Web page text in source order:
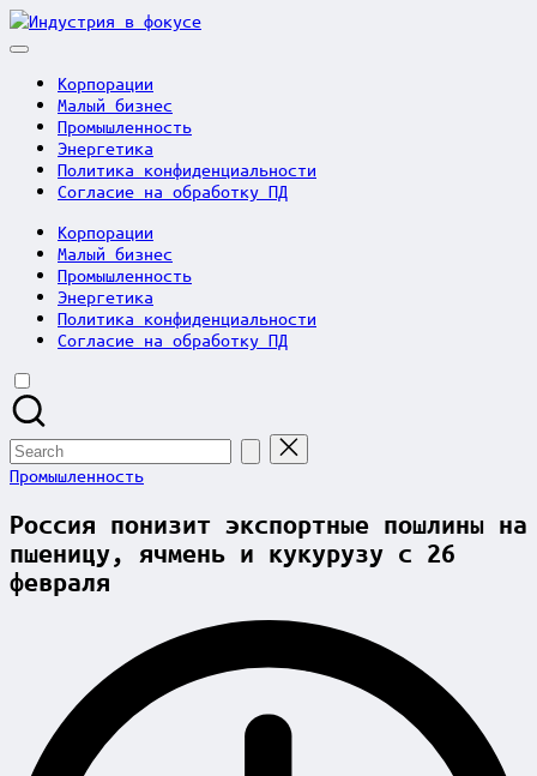
Skip
to
Индустрия
Корпорации
Малый бизнес
Промышленность
Энергетика
Политика конфиденциальности
Согласие на обработку ПД
Корпорации
Малый бизнес
Промышленность
Энергетика
Политика конфиденциальности
Согласие на обработку ПД
Search
for:
Posted
Промышленность
Россия понизит экспортные пошлины на
пшеницу, ячмень и кукурузу с 26
февраля